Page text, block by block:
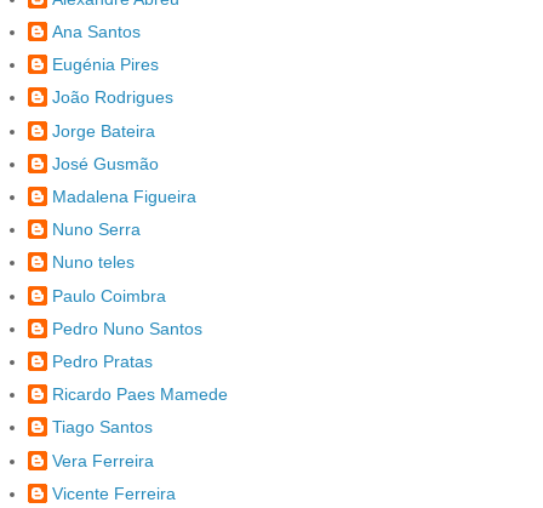
Ana Santos
Eugénia Pires
João Rodrigues
Jorge Bateira
José Gusmão
Madalena Figueira
Nuno Serra
Nuno teles
Paulo Coimbra
Pedro Nuno Santos
Pedro Pratas
Ricardo Paes Mamede
Tiago Santos
Vera Ferreira
Vicente Ferreira